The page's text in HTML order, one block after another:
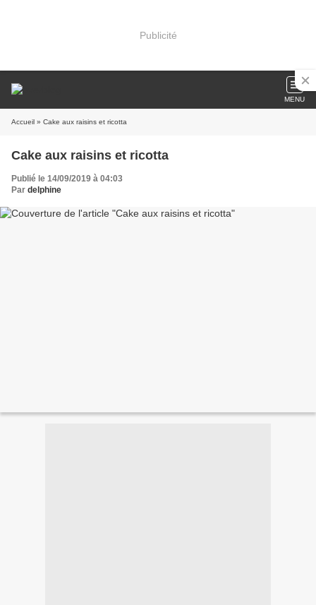
Publicité
MENU
Accueil » Cake aux raisins et ricotta
Cake aux raisins et ricotta
Publié le 14/09/2019 à 04:03
Par delphine